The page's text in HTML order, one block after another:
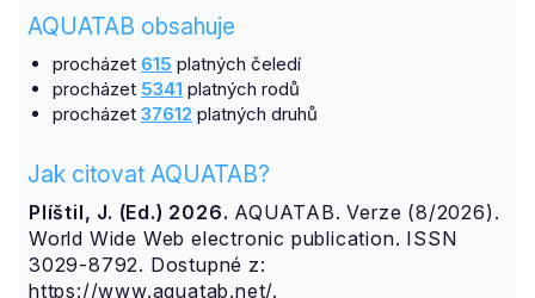
AQUATAB obsahuje
procházet 615 platných čeledí
procházet 5341 platných rodů
procházet 37612 platných druhů
Jak citovat AQUATAB?
Plíštil, J. (Ed.) 2026. AQUATAB. Verze (8/2026).
World Wide Web electronic publication. ISSN
3029-8792. Dostupné z:
https://www.aquatab.net/.